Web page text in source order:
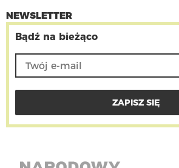
NEWSLETTER
Bądź na bieżąco